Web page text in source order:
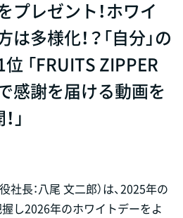
プレゼント！ホワイ
多様化！？「自分」の
「FRUITS ZIPPER
感謝を届ける動画を
」
社長：八尾 文二郎）は、2025年の
し2026年のホワイトデーをよ